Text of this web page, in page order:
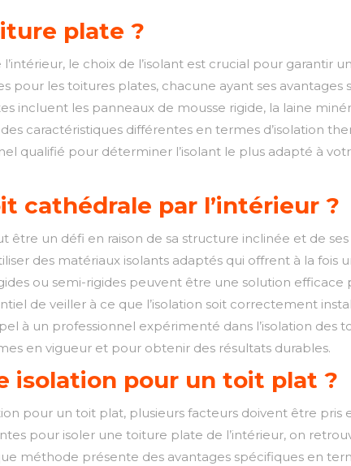
plate ?
l’intérieur, le choix de l’isolant est crucial pour
pour les toitures plates, chacune ayant ses avantages
incluent les panneaux de mousse rigide, la laine
caractéristiques différentes en termes d’isolation
qualifié pour déterminer l’isolant le plus adapté à
cathédrale par l’intérieur ?
être un défi en raison de sa structure inclinée et de
des matériaux isolants adaptés qui offrent à la
ou semi-rigides peuvent être une solution
de veiller à ce que l’isolation soit correctement
à un professionnel expérimenté dans l’isolation des
en vigueur et pour obtenir des résultats durables.
isolation pour un toit plat ?
pour un toit plat, plusieurs facteurs doivent être
pour isoler une toiture plate de l’intérieur, on
méthode présente des avantages spécifiques en